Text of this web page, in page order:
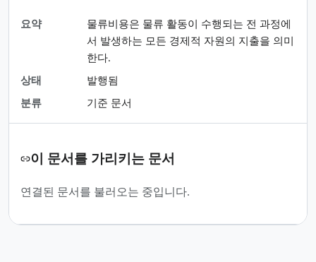
요약
물류비용은 물류 활동이 수행되는 전 과정에
서 발생하는 모든 경제적 자원의 지출을 의미
한다.
상태
발행됨
분류
기준 문서
이 문서를 가리키는 문서
연결된 문서를 불러오는 중입니다.